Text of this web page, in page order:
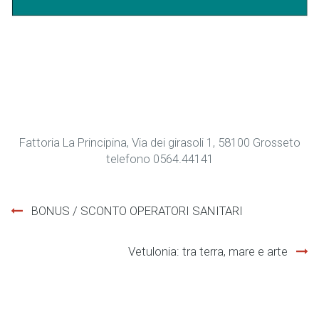
Fattoria La Principina, Via dei girasoli 1, 58100 Grosseto
telefono 0564.44141
Navigazione
BONUS / SCONTO OPERATORI SANITARI
Vetulonia: tra terra, mare e arte